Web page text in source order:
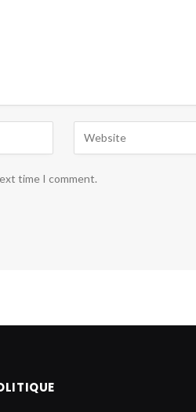
time I comment.